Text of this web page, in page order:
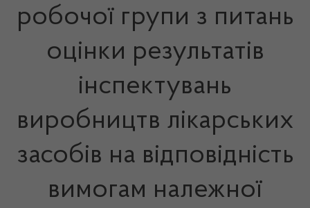
робочої групи з питань
оцінки результатів
інспектувань
виробництв лікарських
засобів на відповідність
вимогам належної